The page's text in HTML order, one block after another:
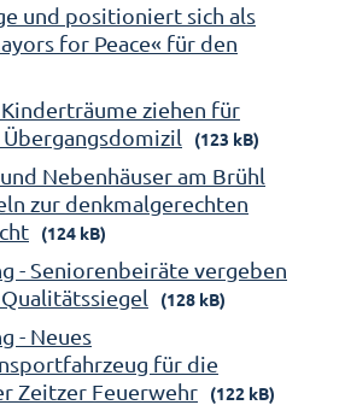
und positioniert sich als
for Peace« für den
ziehen für
(123 kB)
Nebenhäuser am Brühl
zur denkmalgerechten
(124 kB)
- Seniorenbeiräte vergeben
(128 kB)
- Neues
für die
Zeitzer Feuerwehr
(122 kB)